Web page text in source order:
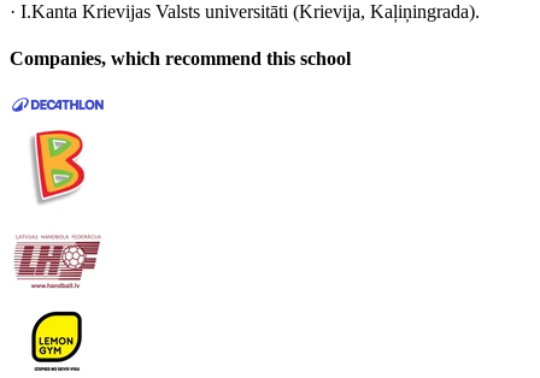
· I.Kanta Krievijas Valsts universitāti (Krievija, Kaļiņingrada).
Companies, which recommend this school